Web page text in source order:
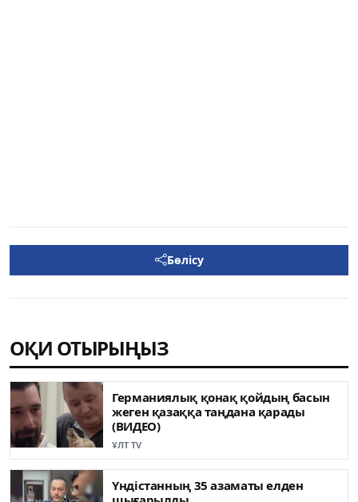
Бөлісу
ОҚИ ОТЫРЫҢЫЗ
Германиялық қонақ қойдың басын
жеген қазаққа таңдана қарады
(ВИДЕО)
ҰЛТ TV
Үндістанның 35 азаматы елден